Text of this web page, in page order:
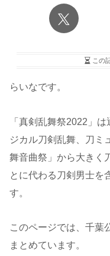
この
らいなです。
「真剣乱舞祭2022」
ジカル刀剣乱舞、刀ミ
舞音曲祭」から大きく
とに代わる刀剣男士を
す。
このページでは、千葉
まとめています。